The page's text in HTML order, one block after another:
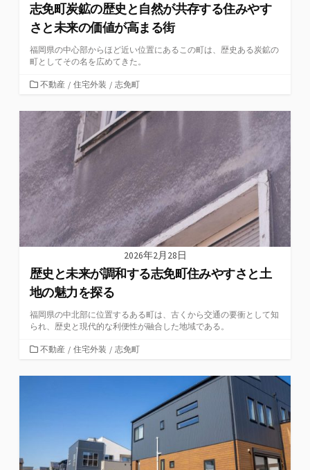
志免町炭鉱の歴史と自然が共存する住みやす
さと未来の価値が高まる街
福岡県の中心部からほど近い位置にあるこの町は、歴史ある炭鉱の
町としてその名を広めてきた。
カ
ゴ
ー
不動産 / 住宅外装 / 志免町
2026年2月28日
歴史と未来が調和する志免町住みやすさと土
地の魅力を探る
福岡県の中北部に位置するある町は、古くから交通の要衝として知
られ、歴史と現代的な利便性が融合した地域である。
カ
ゴ
不動産 / 住宅外装 / 志免町